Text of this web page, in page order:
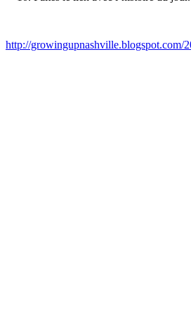
http://growingupnashville.blogspot.com/